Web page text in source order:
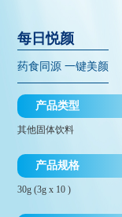
每日悦颜
药食同源 一键美颜
产品类型
其他固体饮料
产品规格
30g (3g x 10 )